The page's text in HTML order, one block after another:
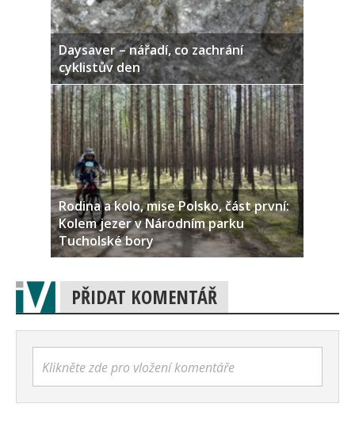
Daysaver – nářadí, co zachrání
cyklistův den
Rodina a kolo, mise Polsko, část první:
Kolem jezer v Národním parku
Tucholské bory
PŘIDAT KOMENTÁŘ
Klikněte zde pro vložení komentáře